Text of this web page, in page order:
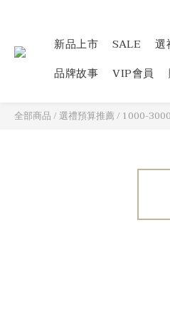
新品上市 SALE 選
品牌故事
VIP會員
全部商品/選禮預算推薦/ 1000-3000